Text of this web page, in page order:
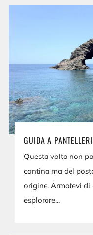
GUIDA A
Questa volta non
cantina ma del
origine. Armatevi di
esplorare...